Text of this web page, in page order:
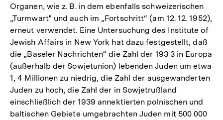
Organen, wie z. B. in dem ebenfalls schweizerischen
„Turmwart" und auch im „Fortschritt“ (am 12. 12. 1952),
erneut verwendet. Eine Untersuchung des Institute of
Jewish Affairs in New York hat dazu festgestellt, daß
die „Baseler Nachrichten“ die Zahl der 193 3 in Europa
(außerhalb der Sowjetunion) lebenden Juden um etwa
1, 4 Millionen zu niedrig, die Zahl der ausgewanderten
Juden zu hoch, die Zahl der in Sowjetrußland
einschließlich der 1939 annektierten polnischen und
baltischen Gebiete umgebrachten Juden mit 500 000